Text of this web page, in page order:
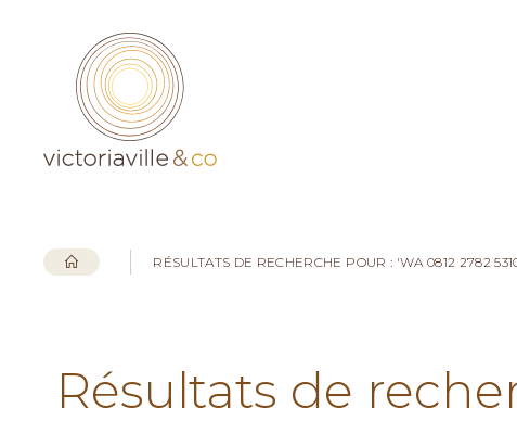
RÉSULTATS DE RECHERCHE POUR : 'WA 0812 2782
Résultats de